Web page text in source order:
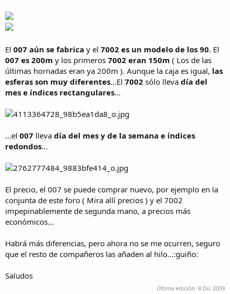
El 007 aún se fabrica y el 7002 es un modelo de los 90. El
007 es 200m y los primeros 7002 eran 150m ( Los de las
últimas hornadas eran ya 200m ). Aunque la caja es igual, las
esferas son muy diferentes...El 7002 sólo lleva día del
mes e índices rectangulares...
...el 007 lleva día del mes y de la semana e índices
redondos...
El precio, el 007 se puede comprar nuevo, por ejemplo en la
conjunta de este foro ( Mira allí precios ) y el 7002
impepinablemente de segunda mano, a precios más
económicos...
Habrá más diferencias, pero ahora no se me ocurren, seguro
que el resto de compañeros las añaden al hilo...:guiño:
Saludos
Última edición: 8 Dic 2009